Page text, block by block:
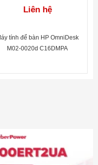
Liên hệ
tính để bàn HP OmniDesk
M02-0020d C16DMPA